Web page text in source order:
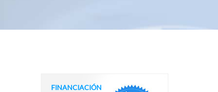
FINANCIACIÓN